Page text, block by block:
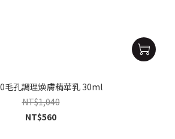
毛孔調理煥膚精華乳 30ml
NT$1,040
NT$560